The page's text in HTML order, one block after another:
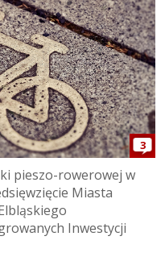
3
pieszo-rowerowej w
Miasta
Inwestycji